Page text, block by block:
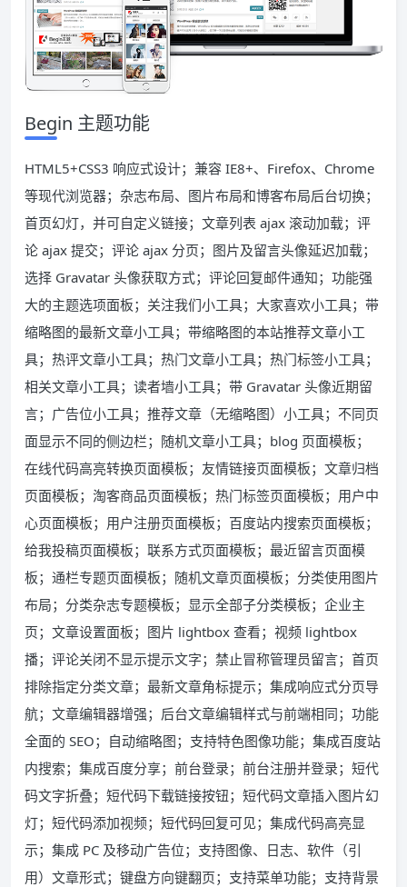
Begin 主题功能
HTML5+CSS3 响应式设计；兼容 IE8+、Firefox、Chrome
等现代浏览器；杂志布局、图片布局和博客布局后台切换；
首页幻灯，并可自定义链接；文章列表 ajax 滚动加载；评
论 ajax 提交；评论 ajax 分页；图片及留言头像延迟加载；
选择 Gravatar 头像获取方式；评论回复邮件通知；功能强
大的主题选项面板；关注我们小工具；大家喜欢小工具；带
缩略图的最新文章小工具；带缩略图的本站推荐文章小工
具；热评文章小工具；热门文章小工具；热门标签小工具；
相关文章小工具；读者墙小工具；带 Gravatar 头像近期留
言；广告位小工具；推荐文章（无缩略图）小工具；不同页
面显示不同的侧边栏；随机文章小工具；blog 页面模板；
在线代码高亮转换页面模板；友情链接页面模板；文章归档
页面模板；淘客商品页面模板；热门标签页面模板；用户中
心页面模板；用户注册页面模板；百度站内搜索页面模板；
给我投稿页面模板；联系方式页面模板；最近留言页面模
板；通栏专题页面模板；随机文章页面模板；分类使用图片
布局；分类杂志专题模板；显示全部子分类模板；企业主
页；文章设置面板；图片 lightbox 查看；视频 lightbox
播；评论关闭不显示提示文字；禁止冒称管理员留言；首页
排除指定分类文章；最新文章角标提示；集成响应式分页导
航；文章编辑器增强；后台文章编辑样式与前端相同；功能
全面的 SEO；自动缩略图；支持特色图像功能；集成百度站
内搜索；集成百度分享；前台登录；前台注册并登录；短代
码文字折叠；短代码下载链接按钮；短代码文章插入图片幻
灯；短代码添加视频；短代码回复可见；集成代码高亮显
示；集成 PC 及移动广告位；支持图像、日志、软件（引
用）文章形式；键盘方向键翻页；支持菜单功能；支持背景